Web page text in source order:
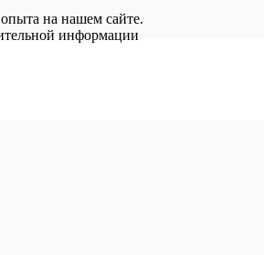
на нашем сайте.
информации